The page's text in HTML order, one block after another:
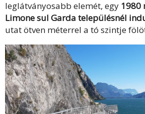
leglátványosabb elemét, egy 1980
Limone sul Garda településnél
utat ötven méterrel a tó szintje